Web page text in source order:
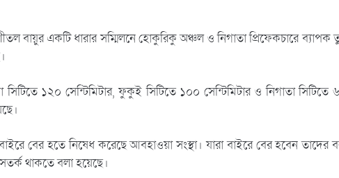
বায়ুর একটি ধারার সম্মিলনে হোকুরিকু অঞ্চল ও নিগাতা প্রিফেকচারে ব্যাপক
১২০ সেন্টিমিটার, ফুকুই সিটিতে ১০০ সেন্টিমিটার ও নিগাতা সিটিতে
বের হতে নিষেধ করেছে আবহাওয়া সংস্থা। যারা বাইরে বের হবেন
থাকতে বলা হয়েছে।